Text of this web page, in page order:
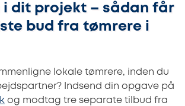
dit projekt – sådan får
bud fra tømrere i
lokale tømrere, inden du
Indsend din opgave på
og modtag tre separate tilbud fra